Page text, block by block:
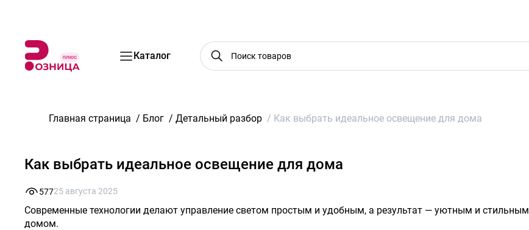
Каталог
Главная страница / Блог / Детальный разбор / Как выбрать идеальное освещение для дома
Как выбрать идеальное освещение для дома
Современные технологии делают управление светом простым и удобным, а результат — уютным и стильным
домом.
25 августа 2025
577